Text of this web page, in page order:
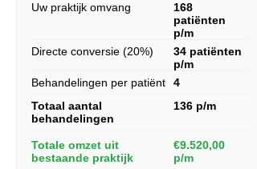
Uw praktijk omvang
168
patiënten
p/m
Directe conversie (20%)
34 patiënten
p/m
Behandelingen per patiënt
4
Totaal aantal
behandelingen
136 p/m
Totale omzet uit
bestaande praktijk
€9.520,00
p/m